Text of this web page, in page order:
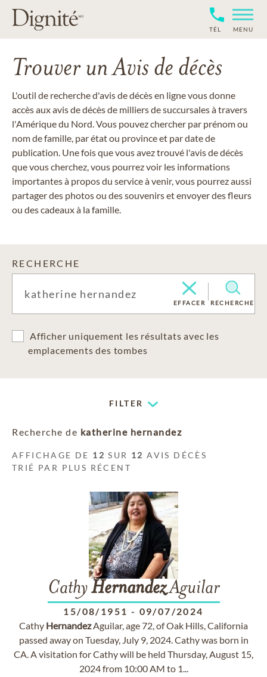
TÉL MENU
Trouver un Avis de décès
L'outil de recherche d'avis de décès en ligne vous donne
accès aux avis de décès de milliers de succursales à travers
l'Amérique du Nord. Vous pouvez chercher par prénom ou
nom de famille, par état ou province et par date de
publication. Une fois que vous avez trouvé l'avis de décès
que vous cherchez, vous pourrez voir les informations
importantes à propos du service à venir, vous pourrez aussi
partager des photos ou des souvenirs et envoyer des fleurs
ou des cadeaux à la famille.
RECHERCHE
EFFACER RECHERCHE
Afficher uniquement les résultats avec les
emplacements des tombes
FILTER
Recherche de katherine hernandez
AFFICHAGE DE 12 SUR 12 AVIS DÉCÈS
TRIÉ PAR PLUS RÉCENT
CathyHernandezAguilar
15/08/1951 - 09/07/2024
Cathy HernandezAguilar, age 72, of Oak Hills, California
passed away on Tuesday, July 9, 2024. Cathy was born in
CA. A visitation for Cathy will be held Thursday, August 15,
2024 from 10:00 AM to 1...